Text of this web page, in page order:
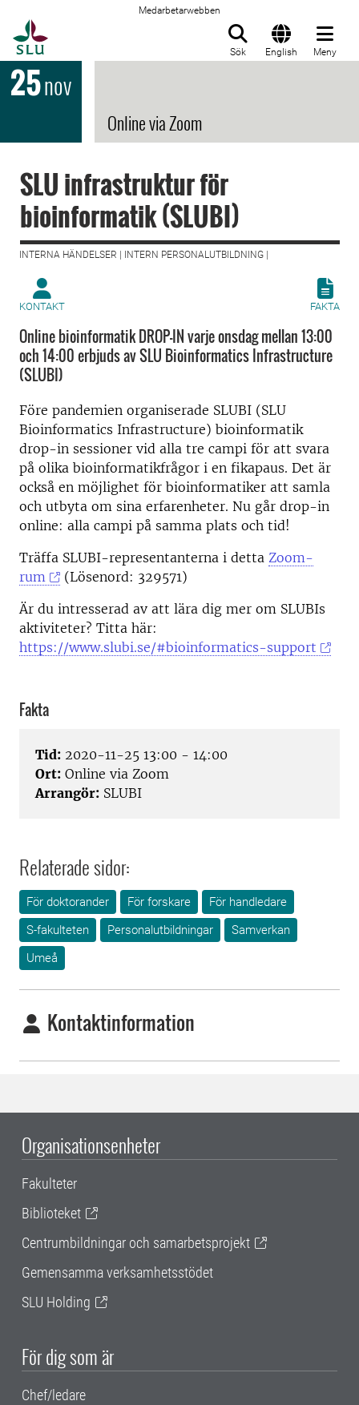
Medarbetarwebben
Sök English Meny
25nov
Online via Zoom
SLU infrastruktur för
bioinformatik (SLUBI)
INTERNA HÄNDELSER | INTERN PERSONALUTBILDNING |
KONTAKT FAKTA
Online bioinformatik DROP-IN varje onsdag mellan 13:00
och 14:00 erbjuds av SLU Bioinformatics Infrastructure
(SLUBI)
Före pandemien organiserade SLUBI (SLU
Bioinformatics Infrastructure) bioinformatik
drop-in sessioner vid alla tre campi för att svara
på olika bioinformatikfrågor i en fikapaus. Det är
också en möjlighet för bioinformatiker att samla
och utbyta om sina erfarenheter. Nu går drop-in
online: alla campi på samma plats och tid!
Träffa SLUBI-representanterna i detta Zoom-
rum
(Lösenord: 329571)
Är du intresserad av att lära dig mer om SLUBIs
aktiviteter? Titta här:
https://www.slubi.se/#bioinformatics-support
Fakta
Tid: 2020-11-25 13:00 - 14:00
Ort: Online via Zoom
Arrangör: SLUBI
Relaterade sidor:
För doktorander För forskare
För handledare
S-fakulteten
Personalutbildningar
Samverkan
Umeå
Kontaktinformation
Organisationsenheter
Fakulteter
Biblioteket
Centrumbildningar och samarbetsprojekt
Gemensamma verksamhetsstödet
SLU Holding
För dig som är
Chef/ledare